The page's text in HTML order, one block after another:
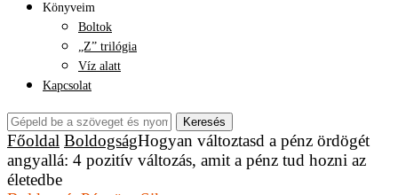
Könyveim
Boltok
„Z” trilógia
Víz alatt
Kapcsolat
Keresés
Főoldal BoldogságHogyan változtasd a pénz ördögét
angyallá: 4 pozitív változás, amit a pénz tud hozni az
életedbe